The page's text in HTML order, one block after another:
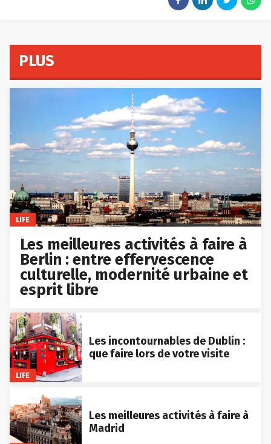
PLUS
LIFE
Les meilleures activités à faire à
Berlin : entre effervescence
culturelle, modernité urbaine et
esprit libre
LIFE
Les incontournables de Dublin :
que faire lors de votre visite
Les meilleures activités à faire à
Madrid